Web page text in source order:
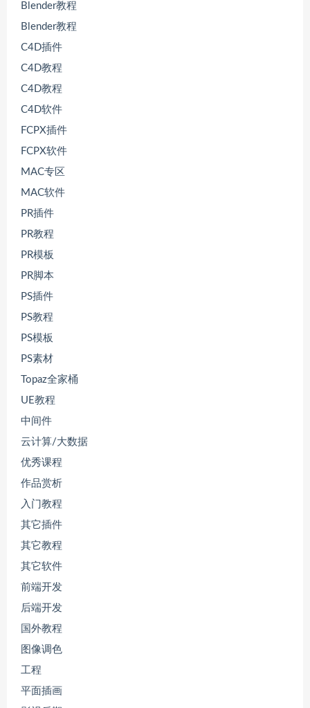
Blender教程
Blender教程
C4D插件
C4D教程
C4D教程
C4D软件
FCPX插件
FCPX软件
MAC专区
MAC软件
PR插件
PR教程
PR模板
PR脚本
PS插件
PS教程
PS模板
PS素材
Topaz全家桶
UE教程
中间件
云计算/大数据
优秀课程
作品赏析
入门教程
其它插件
其它教程
其它软件
前端开发
后端开发
国外教程
图像调色
工程
平面插画